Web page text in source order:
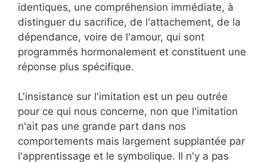
identiques, une compréhension immédiate, à
distinguer du sacrifice, de l'attachement, de la
dépendance, voire de l'amour, qui sont
programmés hormonalement et constituent une
réponse plus spécifique.
L'insistance sur l'imitation est un peu outrée
pour ce qui nous concerne, non que l'imitation
n'ait pas une grande part dans nos
comportements mais largement supplantée par
l'apprentissage et le symbolique. Il n'y a pas